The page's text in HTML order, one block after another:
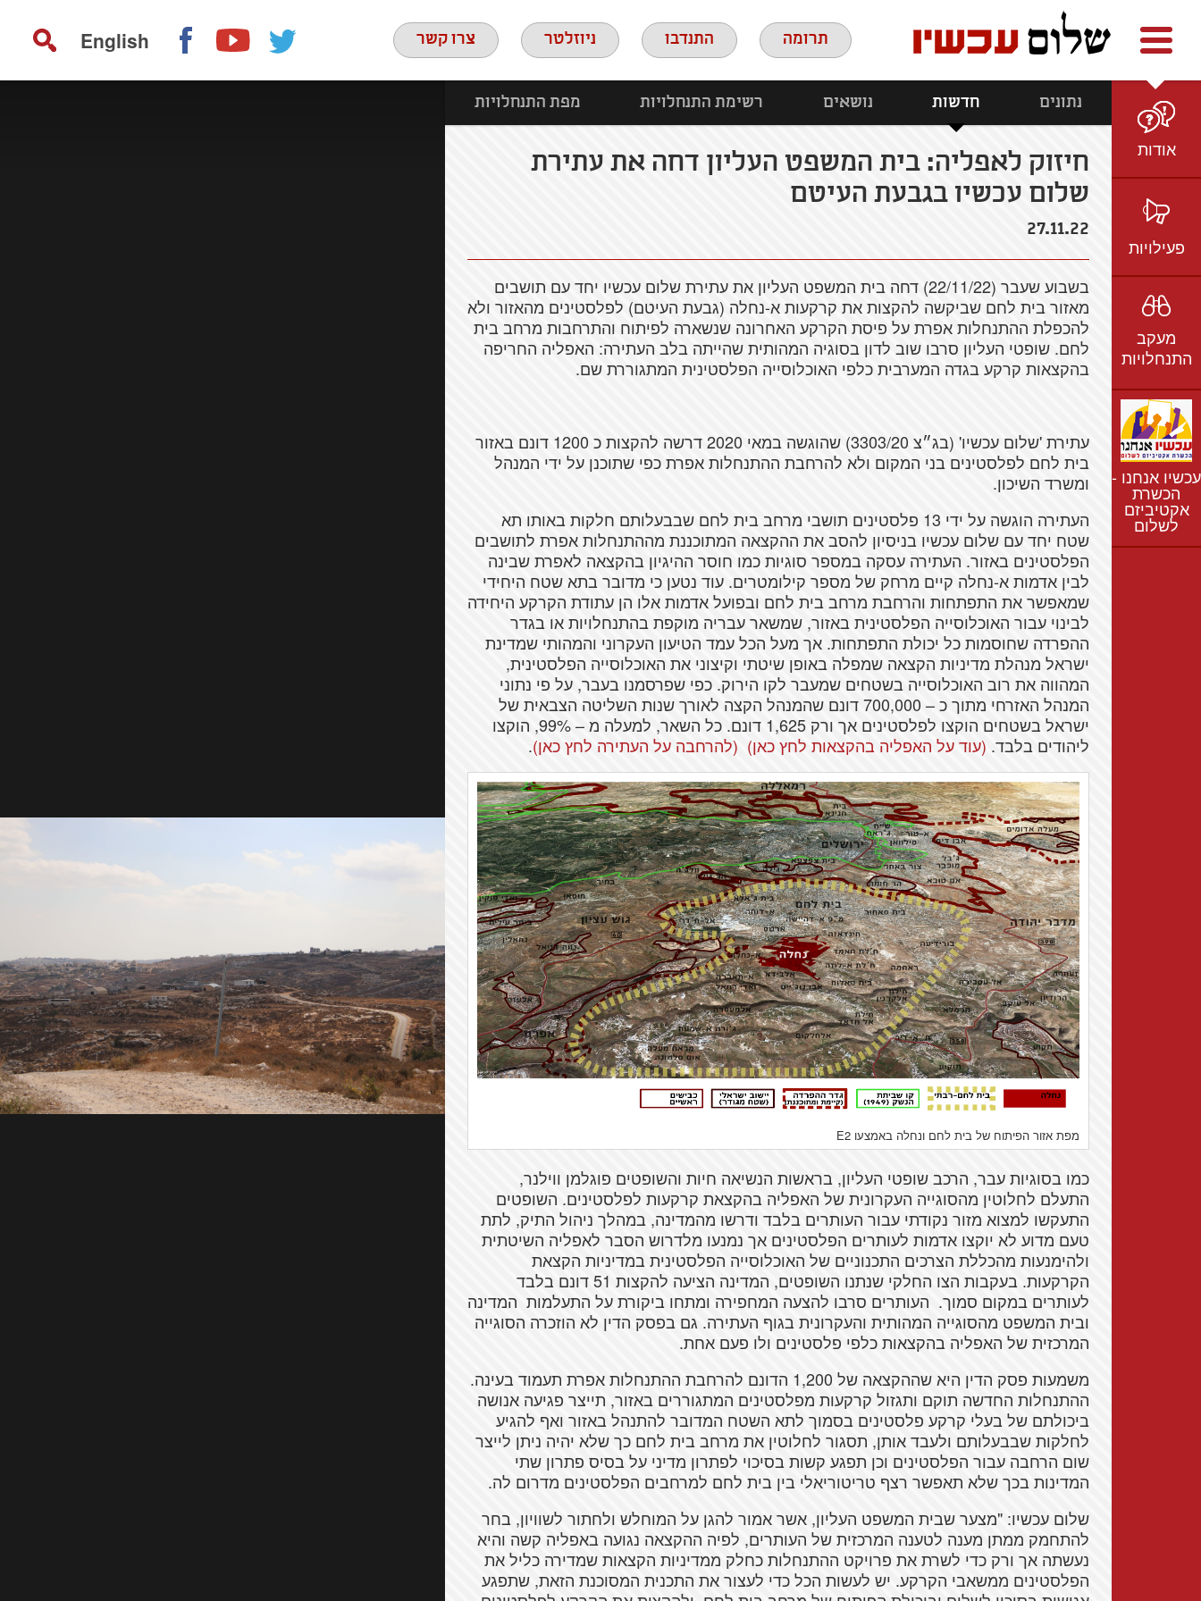
תרומה התנדבו ניוזלטר צרו קשר English Facebookyoutube twitter
אודות
הצוות
חזון ועמדות
אמיל גרינצווייג
שקיפות
פעילויות
ברשת
בתקשורת
וידאו
מעקב
התנחלויות
נתונים
חדשות
נושאים
רשימת התנחלויות
מפת התנחלויות
עכשיו אנחנו -
הכשרת
אקטיביזם
לשלום
נתונים חדשות נושאים רשימת התנחלויות מפת התנחלויות
חיזוק לאפליה: בית המשפט העליון דחה את עתירת
שלום עכשיו בגבעת העיטם
27.11.22
בשבוע שעבר (22/11/22) דחה בית המשפט העליון את עתירת שלום עכשיו יחד עם תושבים
מאזור בית לחם שביקשה להקצות את קרקעות א-נחלה (גבעת העיטם) לפלסטינים מהאזור ולא
להכפלת ההתנחלות אפרת על פיסת הקרקע האחרונה שנשארה לפיתוח והתרחבות מרחב בית
לחם. שופטי העליון סרבו שוב לדון בסוגיה המהותית שהייתה בלב העתירה: האפליה החריפה
בהקצאות קרקע בגדה המערבית כלפי האוכלוסייה הפלסטינית המתגוררת שם.
עתירת 'שלום עכשיו' (בג״צ 3303/20) שהוגשה במאי 2020 דרשה להקצות כ 1200 דונם באזור
בית לחם לפלסטינים בני המקום ולא להרחבת ההתנחלות אפרת כפי שתוכנן על ידי המנהל
ומשרד השיכון.
העתירה הוגשה על ידי 13 פלסטינים תושבי מרחב בית לחם שבבעלותם חלקות באותו תא
שטח יחד עם שלום עכשיו בניסיון להסב את ההקצאה המתוכננת מההתנחלות אפרת לתושבים
הפלסטינים באזור. העתירה עסקה במספר סוגיות כמו חוסר ההיגיון בהקצאה לאפרת שבינה
לבין אדמות א-נחלה קיים מרחק של מספר קילומטרים. עוד נטען כי מדובר בתא שטח היחידי
שמאפשר את התפתחות והרחבת מרחב בית לחם ובפועל אדמות אלו הן עתודת הקרקע היחידה
לבינוי עבור האוכלוסייה הפלסטינית באזור, שמשאר עבריה מוקפת בהתנחלויות או בגדר
ההפרדה שחוסמות כל יכולת התפתחות. אך מעל הכל עמד הטיעון העקרוני והמהותי שמדינת
ישראל מנהלת מדיניות הקצאה שמפלה באופן שיטתי וקיצוני את האוכלוסייה הפלסטינית,
המהווה את רוב האוכלוסייה בשטחים שמעבר לקו הירוק. כפי שפרסמנו בעבר, על פי נתוני
המנהל האזרחי מתוך כ – 700,000 דונם שהמנהל הקצה לאורך שנות השליטה הצבאית של
ישראל בשטחים הוקצו לפלסטינים אך ורק 1,625 דונם. כל השאר, למעלה מ – 99%, הוקצו
ליהודים בלבד. (עוד על האפליה בהקצאות לחץ כאן) (להרחבה על העתירה לחץ כאן).
מפת אזור הפיתוח של בית לחם ונחלה באמצעו E2
כמו בסוגיות עבר, הרכב שופטי העליון, בראשות הנשיאה חיות והשופטים פוגלמן ווילנר,
התעלם לחלוטין מהסוגייה העקרונית של האפליה בהקצאת קרקעות לפלסטינים. השופטים
התעקשו למצוא מזור נקודתי עבור העותרים בלבד ודרשו מהמדינה, במהלך ניהול התיק, לתת
טעם מדוע לא יוקצו אדמות לעותרים הפלסטינים אך נמנעו מלדרוש הסבר לאפליה השיטתית
ולהימנעות מהכללת הצרכים התכנוניים של האוכלוסייה הפלסטינית במדיניות הקצאת
הקרקעות. בעקבות הצו החלקי שנתנו השופטים, המדינה הציעה להקצות 51 דונם בלבד
לעותרים במקום סמוך. העותרים סרבו להצעה המחפירה ומתחו ביקורת על התעלמות המדינה
ובית המשפט מהסוגייה המהותית והעקרונית בגוף העתירה. גם בפסק הדין לא הוזכרה הסוגייה
המרכזית של האפליה בהקצאות כלפי פלסטינים ולו פעם אחת.
משמעות פסק הדין היא שההקצאה של 1,200 הדונם להרחבת ההתנחלות אפרת תעמוד בעינה.
ההתנחלות החדשה תוקם ותגזול קרקעות מפלסטינים המתגוררים באזור, תייצר פגיעה אנושה
ביכולתם של בעלי קרקע פלסטינים בסמוך לתא השטח המדובר להתנהל באזור ואף להגיע
לחלקות שבבעלותם ולעבד אותן, תסגור לחלוטין את מרחב בית לחם כך שלא יהיה ניתן לייצר
שום הרחבה עבור הפלסטינים וכן תפגע קשות בסיכוי לפתרון מדיני על בסיס פתרון שתי
המדינות בכך שלא תאפשר רצף טריטוריאלי בין בית לחם למרחבים הפלסטינים מדרום לה.
שלום עכשיו: "מצער שבית המשפט העליון, אשר אמור להגן על המוחלש ולחתור לשוויון, בחר
להתחמק ממתן מענה לטענה המרכזית של העותרים, לפיה ההקצאה נגועה באפליה קשה והיא
נעשתה אך ורק כדי לשרת את פרויקט ההתנחלות כחלק ממדיניות הקצאות שמדירה כליל את
הפלסטינים ממשאבי הקרקע. יש לעשות הכל כדי לעצור את התכנית המסוכנת הזאת, שתפגע